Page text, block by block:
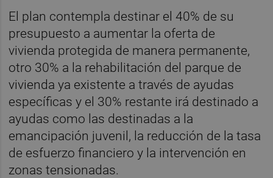
El plan contempla destinar el 40% de su
presupuesto a aumentar la oferta de
vivienda protegida de manera permanente,
otro 30% a la rehabilitación del parque de
vivienda ya existente a través de ayudas
específicas y el 30% restante irá destinado a
ayudas como las destinadas a la
emancipación juvenil, la reducción de la tasa
de esfuerzo financiero y la intervención en
zonas tensionadas.